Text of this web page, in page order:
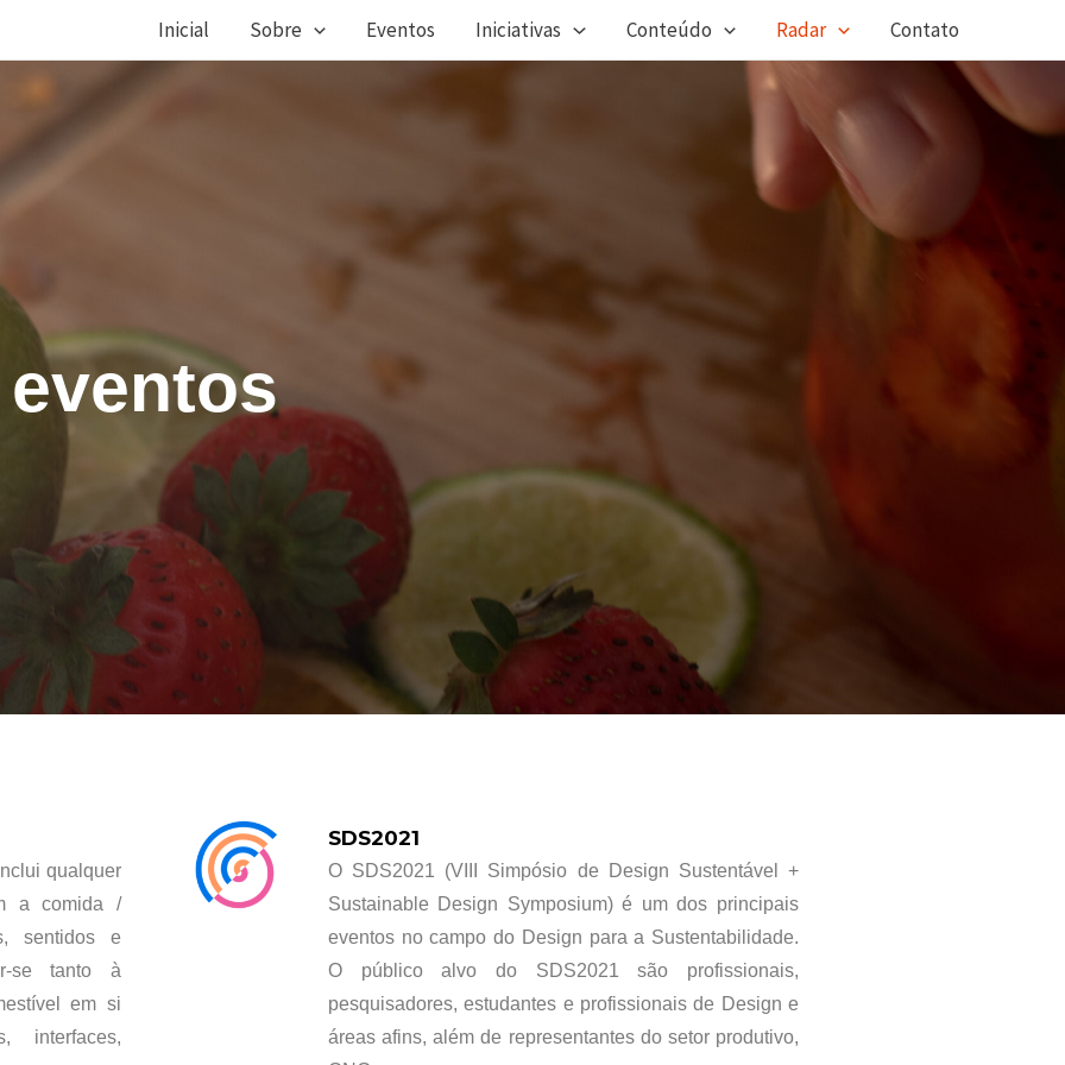
Inicial Sobre Eventos Iniciativas Conteúdo Radar Contato
eventos
qualquer
a comida /
sentidos e
se tanto à
em si
interfaces,
SDS2021
O SDS2021 (VIII Simpósio de Design Sustentável +
Sustainable Design Symposium) é um dos principais
eventos no campo do Design para a Sustentabilidade.
O público alvo do SDS2021 são profissionais,
pesquisadores, estudantes e profissionais de Design e
áreas afins, além de representantes do setor produtivo,